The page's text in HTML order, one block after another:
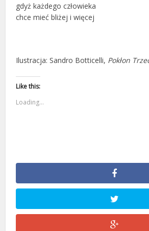
gdyż każdego człowieka
chce mieć bliżej i więcej
Ilustracja: Sandro Botticelli, Pokłon
Like this:
Loading...